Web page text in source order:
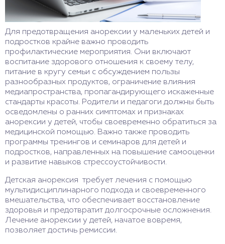
Для предотвращения анорексии у маленьких детей и
подростков крайне важно проводить
профилактические мероприятия. Они включают
воспитание здорового отношения к своему телу,
питание в кругу семьи с обсуждением пользы
разнообразных продуктов, ограничение влияния
медиапространства, пропагандирующего искаженные
стандарты красоты. Родители и педагоги должны быть
осведомлены о ранних симптомах и признаках
анорексии у детей, чтобы своевременно обратиться за
медицинской помощью. Важно также проводить
программы тренингов и семинаров для детей и
подростков, направленных на повышение самооценки
и развитие навыков стрессоустойчивости.
Детская анорексия требует лечения с помощью
мультидисциплинарного подхода и своевременного
вмешательства, что обеспечивает восстановление
здоровья и предотвратит долгосрочные осложнения.
Лечение анорексии у детей, начатое вовремя,
позволяет достичь ремиссии.